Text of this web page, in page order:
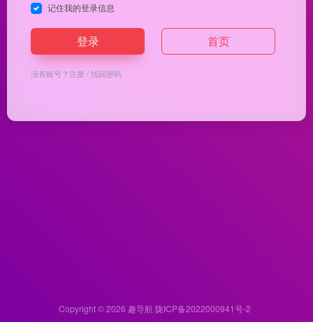
记住我的登录信息
登录 首页
没有账号？注册/找回密码
Copyright © 2026 趣导航 陇ICP备2022000941号-2